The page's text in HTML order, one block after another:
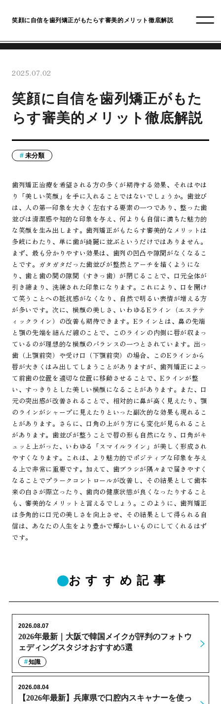
笑顔に自信を歯列矯正がもたらす審美的メリット徹底解説
2025.07.02
笑顔に自信を歯列矯正がもた
らす審美的メリット徹底解説
未分類
歯列矯正治療を希望される方の多くが期待する効果、それはやは
り「美しい笑顔」を手に入れることではないでしょうか。歯並び
は、人の第一印象を大きく左右する要素の一つであり、整った歯
並びは清潔感や知的な印象を与え、何よりも自信に満ちた魅力的
な笑顔を生み出します。歯列矯正がもたらす審美的なメリットは
多岐にわたり、単に歯が綺麗に並ぶというだけではありません。
まず、最も分かりやすい効果は、歯列の凹凸や隙間がなくなるこ
とです。ガタガタだった歯並びが整然とアーチを描くようにな
り、歯と歯の間の隙間（すきっ歯）が閉じることで、口元全体が
引き締まり、洗練された印象になります。これにより、口を開け
て笑うことへの抵抗感がなくなり、自然で明るい表情が増える方
が多いです。次に、横顔の美しさ、いわゆるEライン（エステテ
ィックライン）の改善も期待できます。Eラインとは、鼻の先端
と顎の先端を結んだ線のことで、このラインの内側に唇が収まっ
ているのが理想的な横顔のバランスの一つとされています。出っ
歯（上顎前突）や受け口（下顎前突）の場合、このEラインから
唇が大きくはみ出してしまうことがありますが、歯列矯正によっ
て前歯の位置を適切な位置に移動させることで、Eラインが整
い、すっきりとした美しい横顔になることがあります。また、口
元の突出感が改善されることで、相対的に鼻が高く見えたり、顎
のラインがシャープに見えたりといった副次的な効果も現れるこ
とがあります。さらに、口角の上がり方にも変化が見られること
があります。歯並びが整うことで唇の形も自然になり、口角がキ
ュッと上がった、いわゆる「スマイルライン」が美しく形成され
やすくなります。これは、より魅力的でポジティブな印象を与え
る上で非常に重要です。加えて、歯ブラシが隅々まで届きやすく
なることでプラークコントロールが改善し、その結果として歯本
来の白さが際立ったり、歯肉の健康状態が良くなったりすること
も、審美的なメリットと言えるでしょう。このように、歯列矯正
は多角的に口元の美しさを向上させ、その結果として得られる自
信は、あなたの人生をより豊かで輝かしいものにしてくれるはず
です。
おすすめ記事
2026年最新｜大阪で韓国メイクが評判のフォトウ
ェディングスタジオおすすめ5選
2026.08.07
知識
【2026年最新】兵庫県で口腔内スキャナーを使っ
2026.08.04